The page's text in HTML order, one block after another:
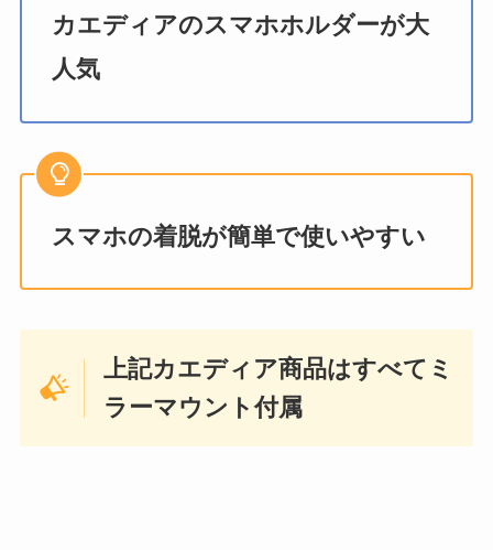
カエディアのスマホホルダーが大
人気
スマホの着脱が簡単で使いやすい
上記カエディア商品はすべてミ
ラーマウント付属